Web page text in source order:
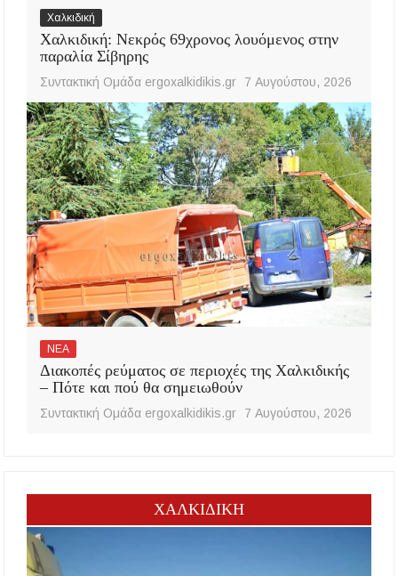
Χαλκιδική
Χαλκιδική: Νεκρός 69χρονος λουόμενος στην
παραλία Σίβηρης
Συντακτική Ομάδα ergoxalkidikis.gr 7 Αυγούστου, 2026
ΝΕΑ
Διακοπές ρεύματος σε περιοχές της Χαλκιδικής
– Πότε και πού θα σημειωθούν
Συντακτική Ομάδα ergoxalkidikis.gr 7 Αυγούστου, 2026
ΧΑΛΚΙΔΙΚΗ